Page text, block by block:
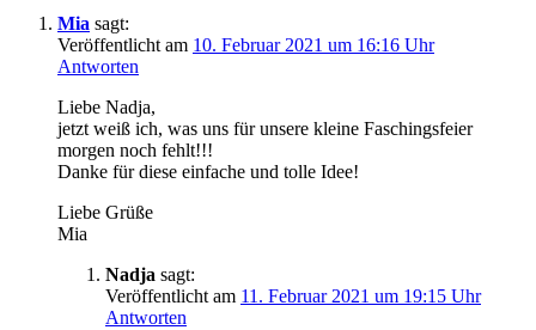
Mia sagt:
Veröffentlicht am 10. Februar 2021 um 16:16 Uhr
Antworten
Liebe Nadja,
jetzt weiß ich, was uns für unsere kleine Faschingsfeier
morgen noch fehlt!!!
Danke für diese einfache und tolle Idee!
Liebe Grüße
Mia
Nadja sagt:
Veröffentlicht am 11. Februar 2021 um 19:15 Uhr
Antworten